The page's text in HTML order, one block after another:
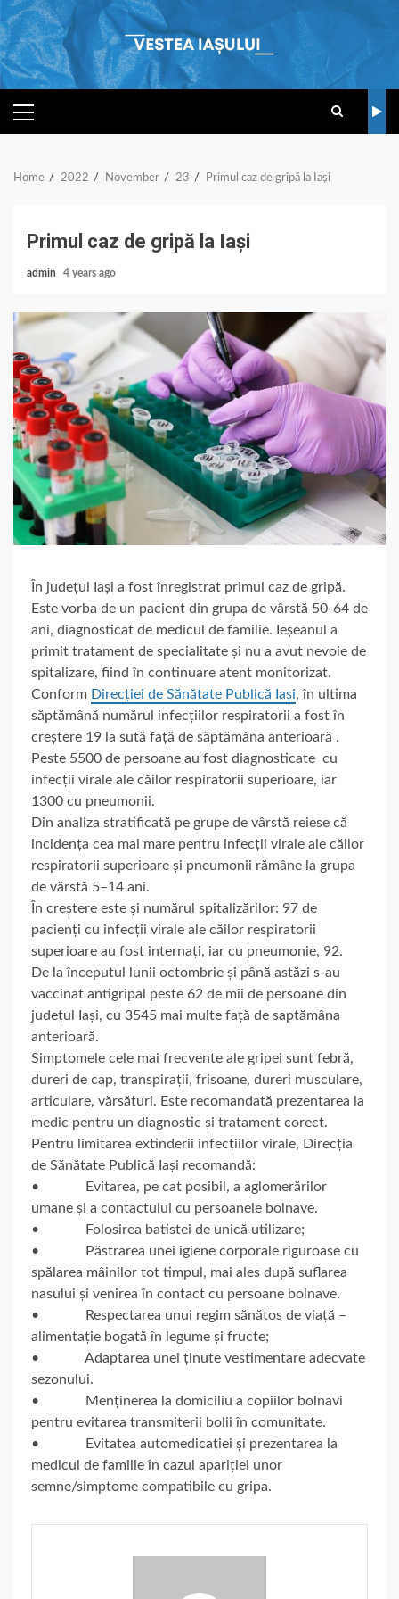
Skip
to
content
PRIMARY
MENU
Home 2022 November 23 Primul caz de gripă la Iași
Primul caz de gripă la Iași
admin 4 years ago
În județul Iași a fost înregistrat primul caz de gripă.
Este vorba de un pacient din grupa de vârstă 50-64 de
ani, diagnosticat de medicul de familie. Ieșeanul a
primit tratament de specialitate și nu a avut nevoie de
spitalizare, fiind în continuare atent monitorizat.
Conform Direcției de Sănătate Publică Iași, în ultima
săptămână numărul infecțiilor respiratorii a fost în
creștere 19 la sută față de săptămâna anterioară .
Peste 5500 de persoane au fost diagnosticate cu
infecții virale ale căilor respiratorii superioare, iar
1300 cu pneumonii.
Din analiza stratificată pe grupe de vârstă reiese că
incidența cea mai mare pentru infecții virale ale căilor
respiratorii superioare și pneumonii rămâne la grupa
de vârstă 5–14 ani.
În creștere este și numărul spitalizărilor: 97 de
pacienți cu infecții virale ale căilor respiratorii
superioare au fost internați, iar cu pneumonie, 92.
De la începutul lunii octombrie și până astăzi s-au
vaccinat antigripal peste 62 de mii de persoane din
județul Iași, cu 3545 mai multe față de saptămâna
anterioară.
Simptomele cele mai frecvente ale gripei sunt febră,
dureri de cap, transpirații, frisoane, dureri musculare,
articulare, vărsături. Este recomandată prezentarea la
medic pentru un diagnostic și tratament corect.
Pentru limitarea extinderii infecțiilor virale, Direcția
de Sănătate Publică Iași recomandă:
• Evitarea, pe cat posibil, a aglomerărilor
umane și a contactului cu persoanele bolnave.
• Folosirea batistei de unică utilizare;
• Păstrarea unei igiene corporale riguroase cu
spălarea mâinilor tot timpul, mai ales după suflarea
nasului și venirea în contact cu persoane bolnave.
• Respectarea unui regim sănătos de viață –
alimentație bogată în legume și fructe;
• Adaptarea unei ținute vestimentare adecvate
sezonului.
• Menținerea la domiciliu a copiilor bolnavi
pentru evitarea transmiterii bolii în comunitate.
• Evitatea automedicației și prezentarea la
medicul de familie în cazul apariției unor
semne/simptome compatibile cu gripa.